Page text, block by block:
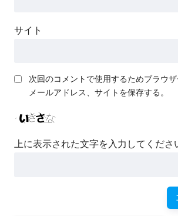
サイト
次回のコメントで使用するためブラウザ
メールアドレス、サイトを保存する。
上に表示された文字を入力してくださ